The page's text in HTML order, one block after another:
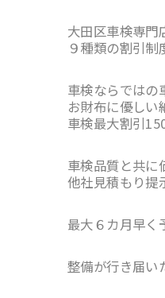
大田区車検専
９種類の割引制
車検ならではの
お財布に優しい
車検最大割引
車検品質と共に
他社見積もり提
最大６カ月早く
整備が行き届い